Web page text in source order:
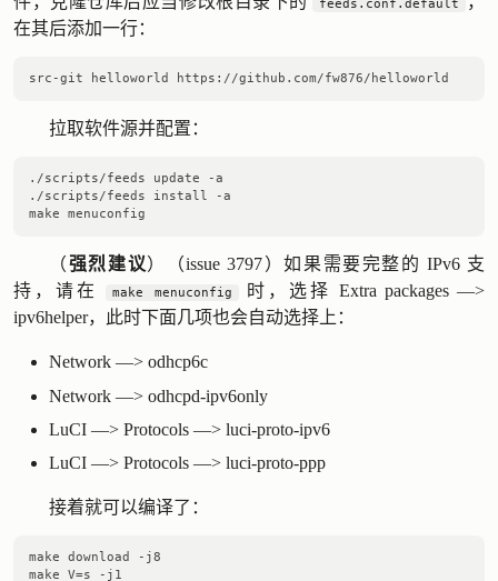
feeds.conf.default
在其后添加一行：
拉取软件源并配置：
./scripts/feeds update -a
./scripts/feeds install -a
（强烈建议）（issue 3797）如果需要完整的 IPv6 支
持，请在
make menuconfig
时，选择 Extra packages —>
ipv6helper，此时下面几项也会自动选择上：
Network —> odhcp6c
Network —> odhcpd-ipv6only
LuCI —> Protocols —> luci-proto-ipv6
LuCI —> Protocols —> luci-proto-ppp
接着就可以编译了：
make download -j8